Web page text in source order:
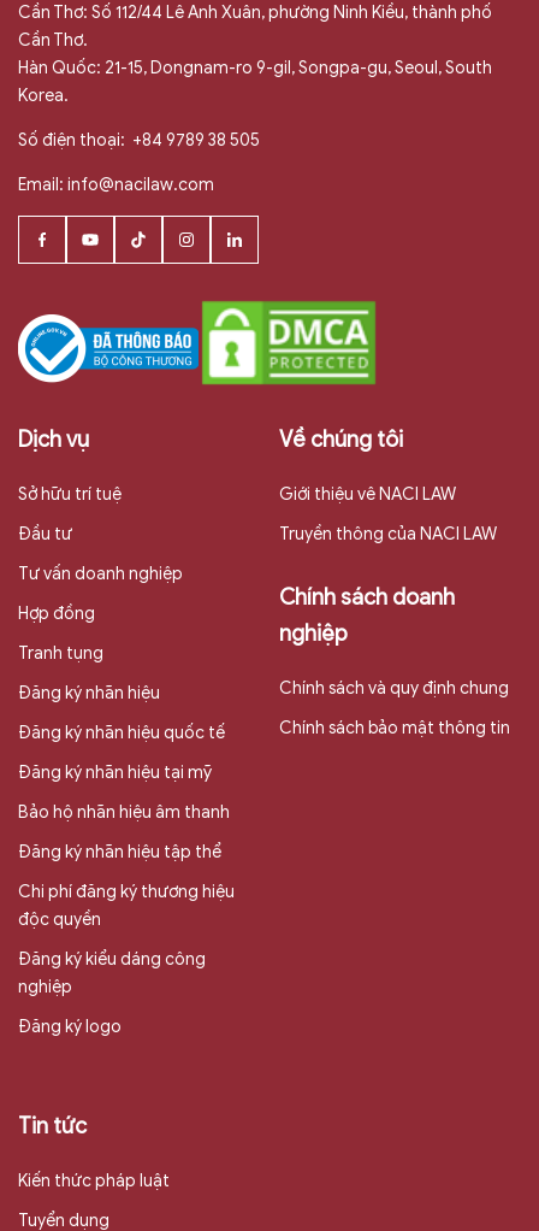
Cần Thơ: Số 112/44 Lê Anh Xuân, phường Ninh Kiều, thành phố
Cần Thơ.
Hàn Quốc: 21-15, Dongnam-ro 9-gil, Songpa-gu, Seoul, South
Korea.
Số điện thoại: +84 9789 38 505
Email: info@nacilaw.com
Dịch vụ
Sở hữu trí tuệ
Đầu tư
Tư vấn doanh nghiệp
Hợp đồng
Tranh tụng
Đăng ký nhãn hiệu
Đăng ký nhãn hiệu quốc tế
Đăng ký nhãn hiệu tại mỹ
Bảo hộ nhãn hiệu âm thanh
Đăng ký nhãn hiệu tập thể
Chi phí đăng ký thương hiệu
độc quyền
Đăng ký kiểu dáng công
nghiệp
Đăng ký logo
Về chúng tôi
Giới thiệu vê NACI LAW
Truyền thông của NACI LAW
Chính sách doanh
nghiệp
Chính sách và quy định chung
Chính sách bảo mật thông tin
Tin tức
Kiến thức pháp luật
Tuyển dụng